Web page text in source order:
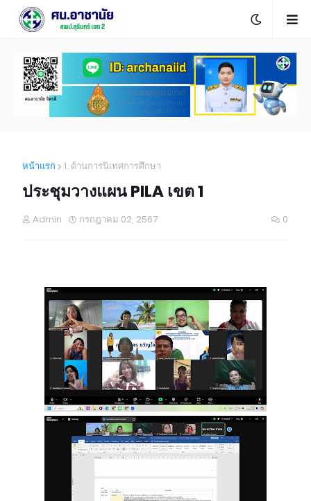
หน้าแรก 1. ด้านการนิเทศการศึกษา
ประชุมวางแผน PILA เขต 1
Admin กรกฎาคม 02, 2567 0